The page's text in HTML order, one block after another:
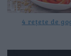
4 rețete de